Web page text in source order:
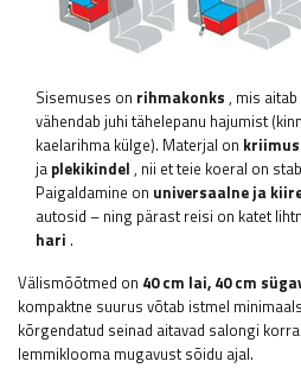
Sisemuses on rihmakonks , mis
vähendab juhi tähelepanu hajumist
kaelarihma külge). Materjal on
ja plekikindel , nii et teie koeral on
Paigaldamine on universaalne ja
autosid – ning pärast reisi on katet
hari .
Välismõõtmed on 40 cm lai, 40 cm
kompaktne suurus võtab istmel
kõrgendatud seinad aitavad salongi
lemmiklooma mugavust sõidu ajal.